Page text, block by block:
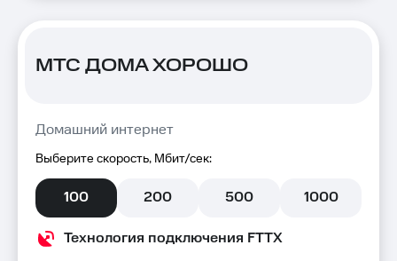
МТС ДОМА ХОРОШО
Домашний интернет
Выберите скорость, Мбит/сек:
100 200 500 1000
Технология подключения FTTX